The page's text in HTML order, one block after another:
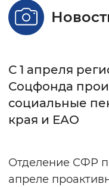
Стандартный
С 1 апреля
Соцфонда
социальные
края и ЕАО
Отделение СФР
апреле